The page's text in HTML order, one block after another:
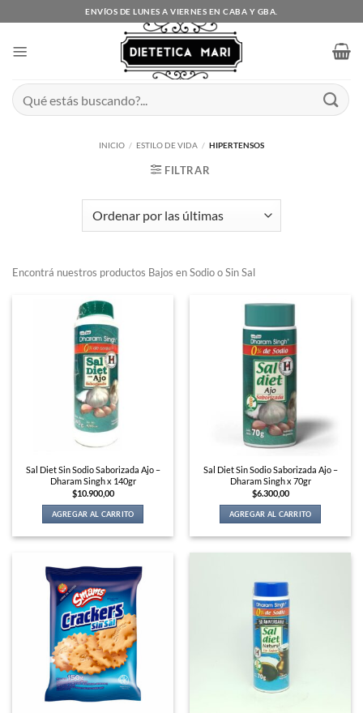
al
ENVÍOS DE LUNES A VIERNES EN CABA Y GBA.
Buscar
por:
INICIO / ESTILO DE VIDA / HIPERTENSOS
FILTRAR
Encontrá nuestros productos Bajos en Sodio o Sin Sal
Sal Diet Sin Sodio Saborizada Ajo –
Dharam Singh x 140gr
$10.900,00
AGREGAR AL CARRITO
Sal Diet Sin Sodio Saborizada Ajo –
Dharam Singh x 70gr
$6.300,00
AGREGAR AL CARRITO